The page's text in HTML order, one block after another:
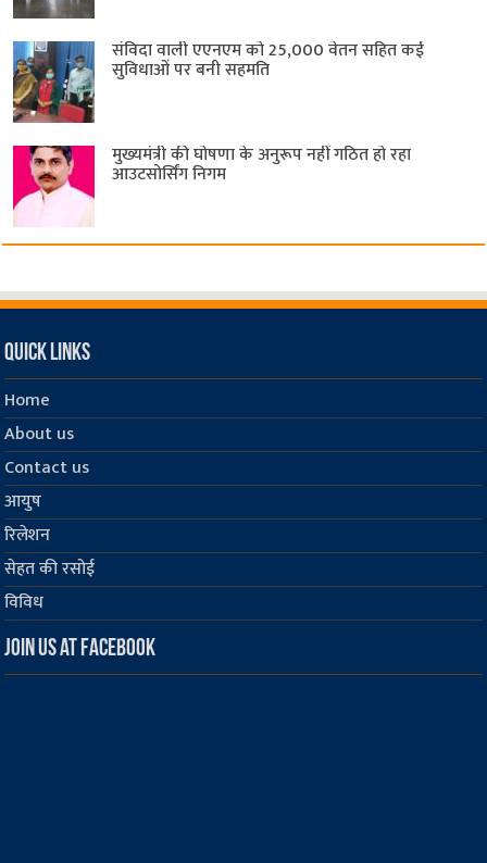
संविदा वाली एएनएम को 25,000 वेतन सहित कई
सुविधाओं पर बनी सहमति
मुख्यमंत्री की घोषणा के अनुरूप नहीं गठित हो रहा
आउटसोर्सिंग निगम
Quick Links
Home
About us
Contact us
आयुष
रिलेशन
सेहत की रसोई
विविध
Join us at Facebook